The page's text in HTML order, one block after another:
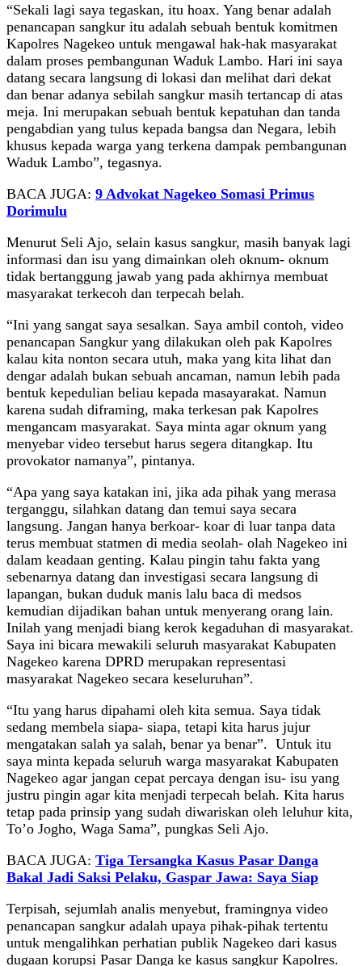
“Sekali lagi saya tegaskan, itu hoax. Yang benar adalah
penancapan sangkur itu adalah sebuah bentuk komitmen
Kapolres Nagekeo untuk mengawal hak-hak masyarakat
dalam proses pembangunan Waduk Lambo. Hari ini saya
datang secara langsung di lokasi dan melihat dari dekat
dan benar adanya sebilah sangkur masih tertancap di atas
meja. Ini merupakan sebuah bentuk kepatuhan dan tanda
pengabdian yang tulus kepada bangsa dan Negara, lebih
khusus kepada warga yang terkena dampak pembangunan
Waduk Lambo”, tegasnya.
BACA JUGA: 9 Advokat Nagekeo Somasi Primus
Dorimulu
Menurut Seli Ajo, selain kasus sangkur, masih banyak lagi
informasi dan isu yang dimainkan oleh oknum- oknum
tidak bertanggung jawab yang pada akhirnya membuat
masyarakat terkecoh dan terpecah belah.
“Ini yang sangat saya sesalkan. Saya ambil contoh, video
penancapan Sangkur yang dilakukan oleh pak Kapolres
kalau kita nonton secara utuh, maka yang kita lihat dan
dengar adalah bukan sebuah ancaman, namun lebih pada
bentuk kepedulian beliau kepada masayarakat. Namun
karena sudah diframing, maka terkesan pak Kapolres
mengancam masyarakat. Saya minta agar oknum yang
menyebar video tersebut harus segera ditangkap. Itu
provokator namanya”, pintanya.
“Apa yang saya katakan ini, jika ada pihak yang merasa
terganggu, silahkan datang dan temui saya secara
langsung. Jangan hanya berkoar- koar di luar tanpa data
terus membuat statmen di media seolah- olah Nagekeo ini
dalam keadaan genting. Kalau pingin tahu fakta yang
sebenarnya datang dan investigasi secara langsung di
lapangan, bukan duduk manis lalu baca di medsos
kemudian dijadikan bahan untuk menyerang orang lain.
Inilah yang menjadi biang kerok kegaduhan di masyarakat.
Saya ini bicara mewakili seluruh masyarakat Kabupaten
Nagekeo karena DPRD merupakan representasi
masyarakat Nagekeo secara keseluruhan”.
“Itu yang harus dipahami oleh kita semua. Saya tidak
sedang membela siapa- siapa, tetapi kita harus jujur
mengatakan salah ya salah, benar ya benar”. Untuk itu
saya minta kepada seluruh warga masyarakat Kabupaten
Nagekeo agar jangan cepat percaya dengan isu- isu yang
justru pingin agar kita menjadi terpecah belah. Kita harus
tetap pada prinsip yang sudah diwariskan oleh leluhur kita,
To’o Jogho, Waga Sama”, pungkas Seli Ajo.
BACA JUGA: Tiga Tersangka Kasus Pasar Danga
Bakal Jadi Saksi Pelaku, Gaspar Jawa: Saya Siap
Terpisah, sejumlah analis menyebut, framingnya video
penancapan sangkur adalah upaya pihak-pihak tertentu
untuk mengalihkan perhatian publik Nagekeo dari kasus
dugaan korupsi Pasar Danga ke kasus sangkur Kapolres.